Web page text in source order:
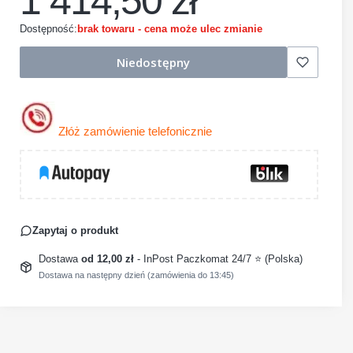
Dostępność:brak towaru - cena może ulec zmianie
Niedostępny
Złóż zamówienie telefonicznie
Zapytaj o produkt
Dostawa od 12,00 zł - InPost Paczkomat 24/7 ⭐ (Polska)
Dostawa na następny dzień (zamówienia do 13:45)